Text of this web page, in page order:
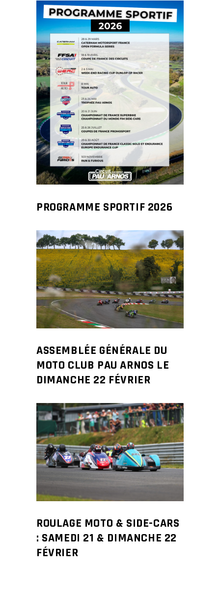
PROGRAMME SPORTIF 2026
ASSEMBLÉE GÉNÉRALE DU
MOTO CLUB PAU ARNOS LE
DIMANCHE 22 FÉVRIER
ROULAGE MOTO & SIDE-CARS
: SAMEDI 21 & DIMANCHE 22
FÉVRIER